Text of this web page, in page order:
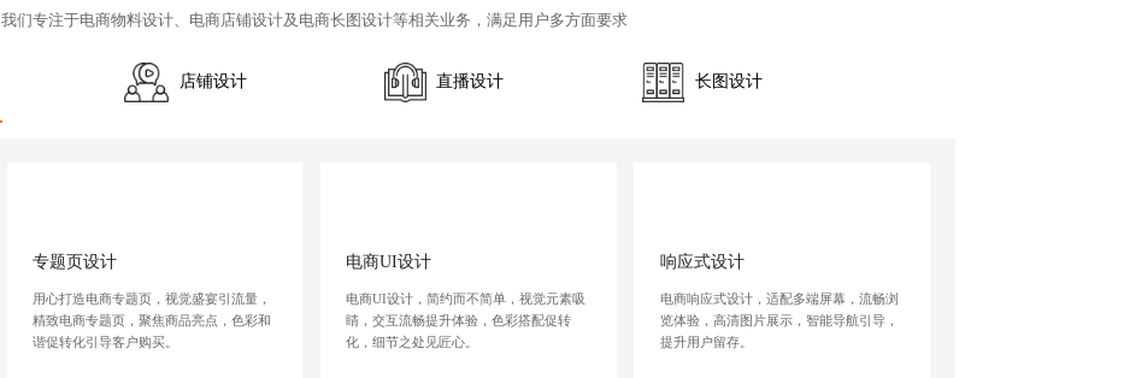
我们专注于电商物料设计 电商店铺设计及 电商长图设计等相关业务，满足用户多方面要求
店铺设计 直播设计 长图设计
专题页设计
用心打造电商专题页，视觉盛宴引流量，
精致电商专题页，聚焦商品亮点，色彩和
谐促转化引导客户购买。
电商UI设计
电商UI设计，简约而不简单，视觉元素吸
睛，交互流畅提升体验，色彩搭配促转
化，细节之处见匠心。
响应式设计
电商响应式设计，适配多端屏幕，流畅浏
览体验，高清图片展示，智能导航引导，
提升用户留存。